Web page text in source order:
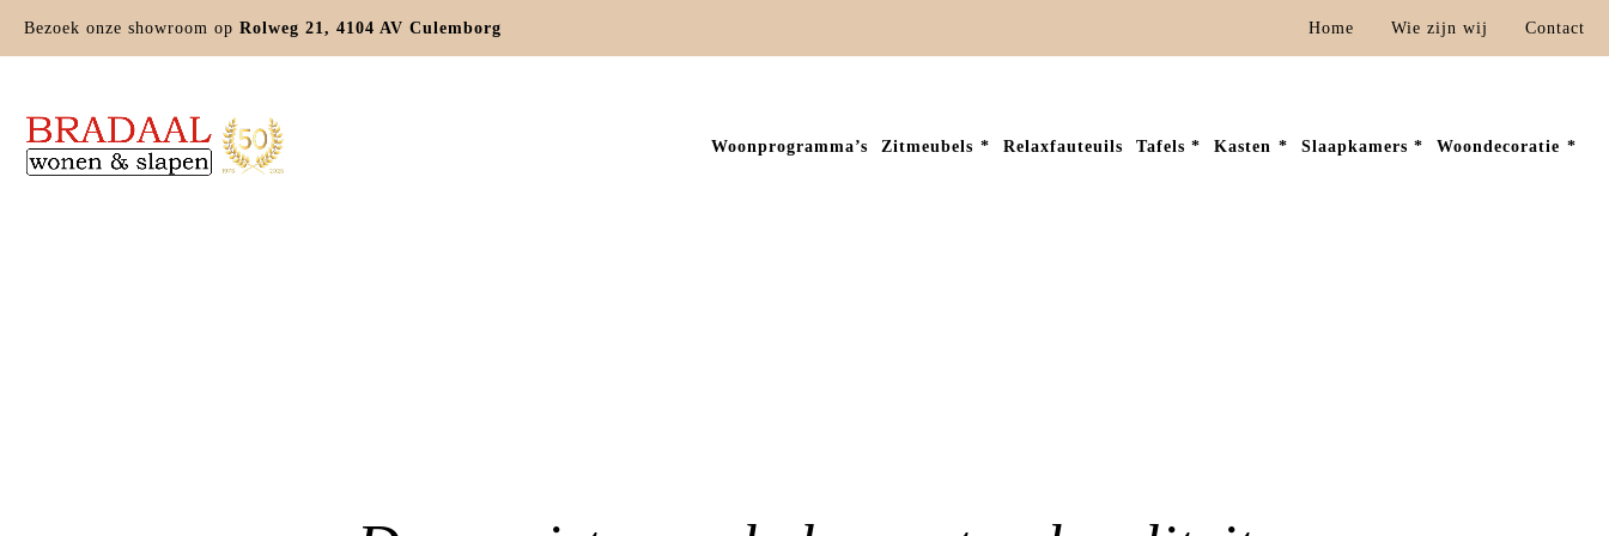
Bezoek onze showroom op Rolweg 21, 4104 AV Culemborg Home Wie zijn wij Contact
Woonprogramma’s Zitmeubels Relaxfauteuils Tafels Kasten Slaapkamers Woondecoratie